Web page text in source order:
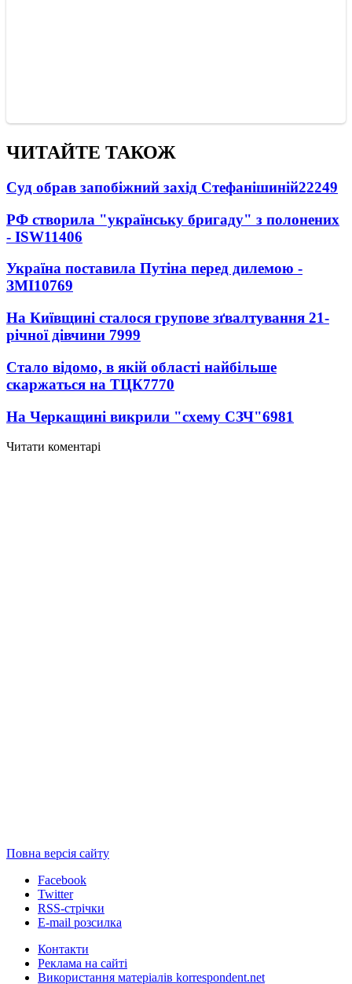
ЧИТАЙТЕ ТАКОЖ
Суд обрав запобіжний захід Стефанішиній22249
РФ створила "українську бригаду" з полонених
- ISW11406
Україна поставила Путіна перед дилемою -
ЗМІ10769
На Київщині сталося групове зґвалтування 21-
річної дівчини 7999
Стало відомо, в якій області найбільше
скаржаться на ТЦК7770
На Черкащині викрили "схему СЗЧ"6981
Читати коментарі
Повна версія сайту
Facebook
Twitter
RSS-стрічки
E-mail розсилка
Контакти
Реклама на сайті
Використання матеріалів korrespondent.net